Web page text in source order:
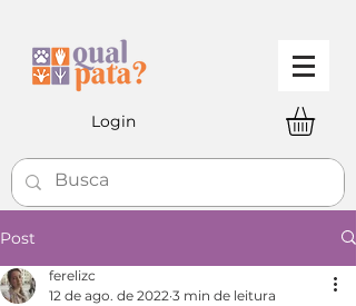
Login
Post
ferelizc
12 de ago. de 2022 3 min de leitura